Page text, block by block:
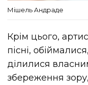
Мішель Андраде
Крім цього,
пісні,
ділилися
збереження